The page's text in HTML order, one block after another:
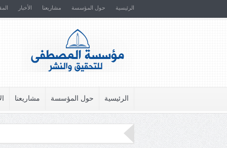
الرئيسية حول المؤسسة مشاريعنا الأخبار
الرئيسية حول المؤسسة مشاريعنا